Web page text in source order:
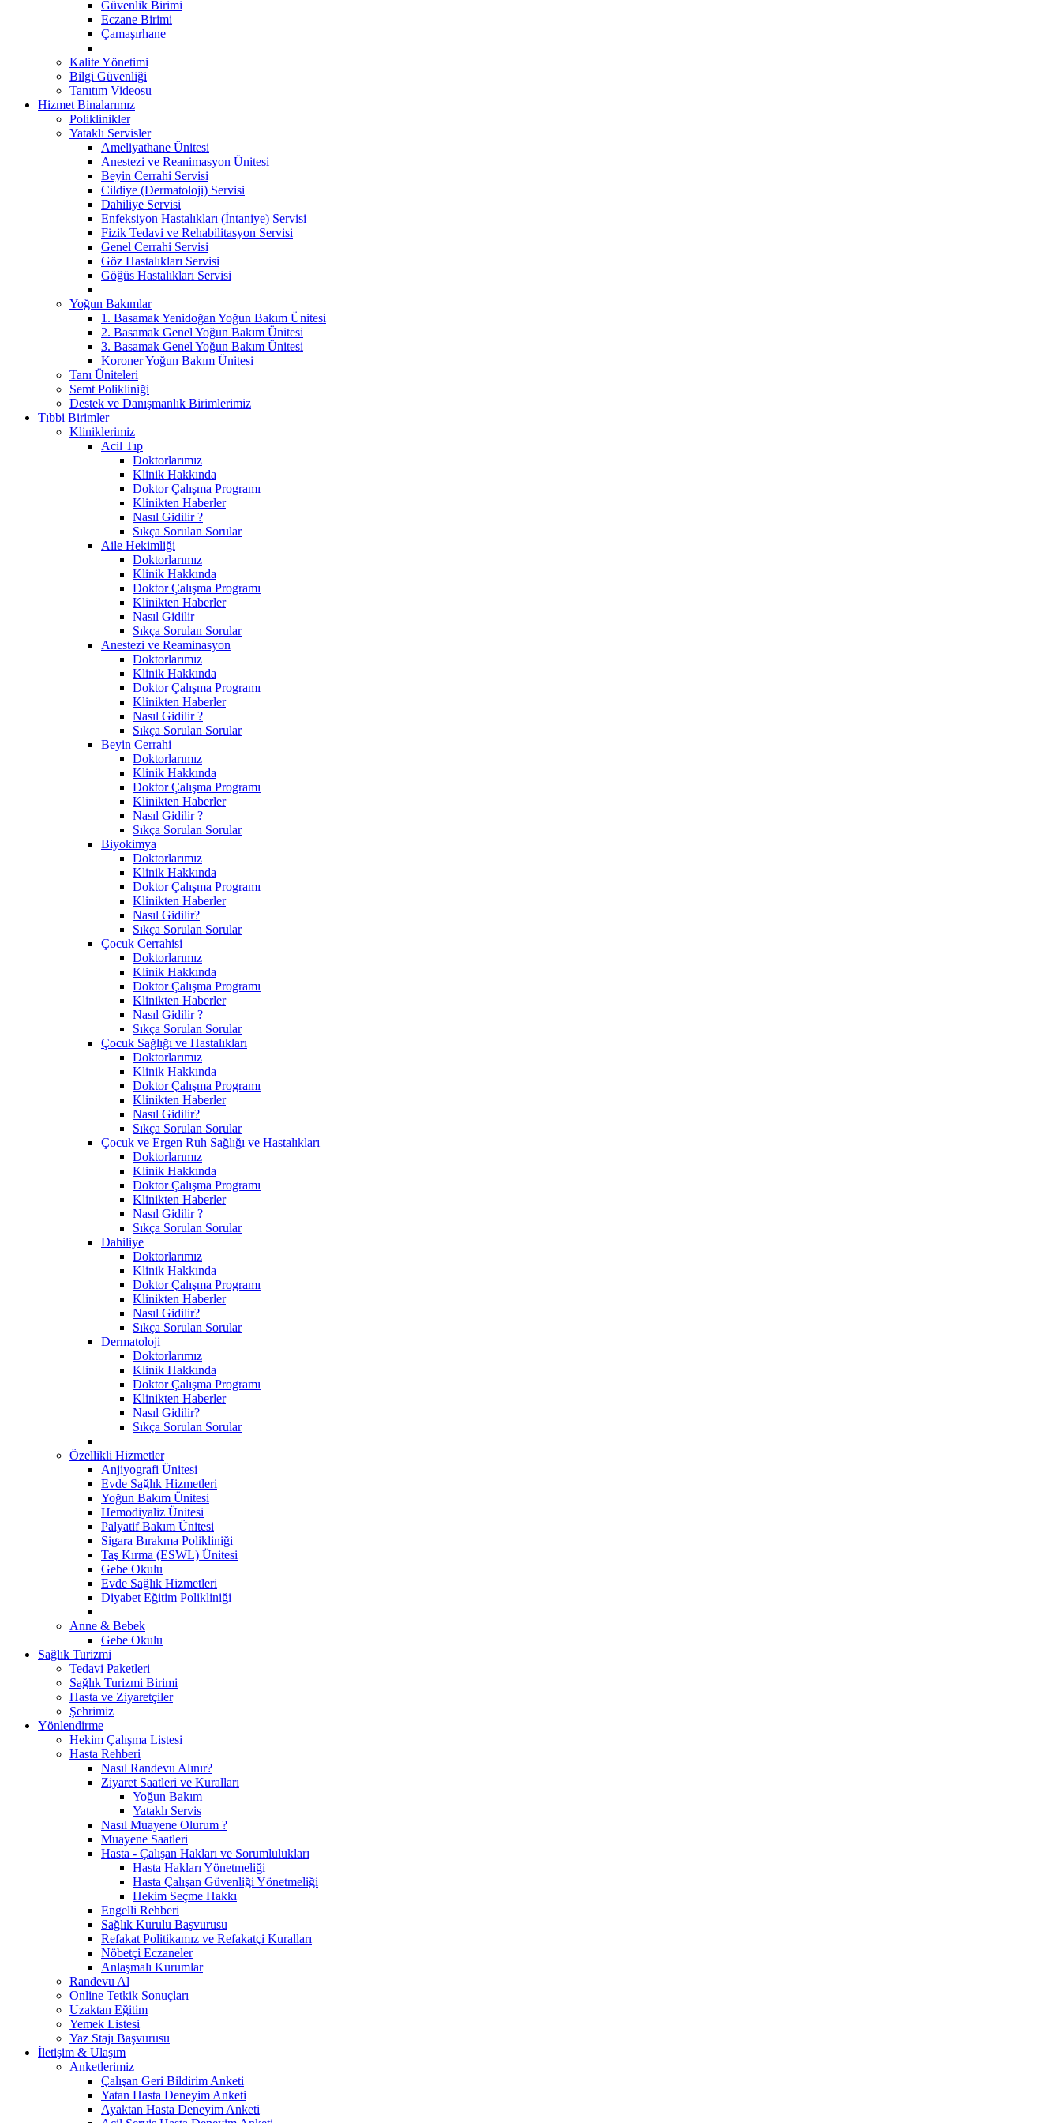
Güvenlik Birimi
Eczane Birimi
Çamaşırhane
Kalite Yönetimi
Bilgi Güvenliği
Tanıtım Videosu
Hizmet Binalarımız
Poliklinikler
Yataklı Servisler
Ameliyathane Ünitesi
Anestezi ve Reanimasyon Ünitesi
Beyin Cerrahi Servisi
Cildiye (Dermatoloji) Servisi
Dahiliye Servisi
Enfeksiyon Hastalıkları (İntaniye) Servisi
Fizik Tedavi ve Rehabilitasyon Servisi
Genel Cerrahi Servisi
Göz Hastalıkları Servisi
Göğüs Hastalıkları Servisi
Yoğun Bakımlar
1. Basamak Yenidoğan Yoğun Bakım Ünitesi
2. Basamak Genel Yoğun Bakım Ünitesi
3. Basamak Genel Yoğun Bakım Ünitesi
Koroner Yoğun Bakım Ünitesi
Tanı Üniteleri
Semt Polikliniği
Destek ve Danışmanlık Birimlerimiz
Tıbbi Birimler
Kliniklerimiz
Acil Tıp
Doktorlarımız
Klinik Hakkında
Doktor Çalışma Programı
Klinikten Haberler
Nasıl Gidilir ?
Sıkça Sorulan Sorular
Aile Hekimliği
Doktorlarımız
Klinik Hakkında
Doktor Çalışma Programı
Klinikten Haberler
Nasıl Gidilir
Sıkça Sorulan Sorular
Anestezi ve Reaminasyon
Doktorlarımız
Klinik Hakkında
Doktor Çalışma Programı
Klinikten Haberler
Nasıl Gidilir ?
Sıkça Sorulan Sorular
Beyin Cerrahi
Doktorlarımız
Klinik Hakkında
Doktor Çalışma Programı
Klinikten Haberler
Nasıl Gidilir ?
Sıkça Sorulan Sorular
Biyokimya
Doktorlarımız
Klinik Hakkında
Doktor Çalışma Programı
Klinikten Haberler
Nasıl Gidilir?
Sıkça Sorulan Sorular
Çocuk Cerrahisi
Doktorlarımız
Klinik Hakkında
Doktor Çalışma Programı
Klinikten Haberler
Nasıl Gidilir ?
Sıkça Sorulan Sorular
Çocuk Sağlığı ve Hastalıkları
Doktorlarımız
Klinik Hakkında
Doktor Çalışma Programı
Klinikten Haberler
Nasıl Gidilir?
Sıkça Sorulan Sorular
Çocuk ve Ergen Ruh Sağlığı ve Hastalıkları
Doktorlarımız
Klinik Hakkında
Doktor Çalışma Programı
Klinikten Haberler
Nasıl Gidilir ?
Sıkça Sorulan Sorular
Dahiliye
Doktorlarımız
Klinik Hakkında
Doktor Çalışma Programı
Klinikten Haberler
Nasıl Gidilir?
Sıkça Sorulan Sorular
Dermatoloji
Doktorlarımız
Klinik Hakkında
Doktor Çalışma Programı
Klinikten Haberler
Nasıl Gidilir?
Sıkça Sorulan Sorular
Özellikli Hizmetler
Anjiyografi Ünitesi
Evde Sağlık Hizmetleri
Yoğun Bakım Ünitesi
Hemodiyaliz Ünitesi
Palyatif Bakım Ünitesi
Sigara Bırakma Polikliniği
Taş Kırma (ESWL) Ünitesi
Gebe Okulu
Evde Sağlık Hizmetleri
Diyabet Eğitim Polikliniği
Anne & Bebek
Gebe Okulu
Sağlık Turizmi
Tedavi Paketleri
Sağlık Turizmi Birimi
Hasta ve Ziyaretçiler
Şehrimiz
Yönlendirme
Hekim Çalışma Listesi
Hasta Rehberi
Nasıl Randevu Alınır?
Ziyaret Saatleri ve Kuralları
Yoğun Bakım
Yataklı Servis
Nasıl Muayene Olurum ?
Muayene Saatleri
Hasta - Çalışan Hakları ve Sorumlulukları
Hasta Hakları Yönetmeliği
Hasta Çalışan Güvenliği Yönetmeliği
Hekim Seçme Hakkı
Engelli Rehberi
Sağlık Kurulu Başvurusu
Refakat Politikamız ve Refakatçi Kuralları
Nöbetçi Eczaneler
Anlaşmalı Kurumlar
Randevu Al
Online Tetkik Sonuçları
Uzaktan Eğitim
Yemek Listesi
Yaz Stajı Başvurusu
İletişim & Ulaşım
Anketlerimiz
Çalışan Geri Bildirim Anketi
Yatan Hasta Deneyim Anketi
Ayaktan Hasta Deneyim Anketi